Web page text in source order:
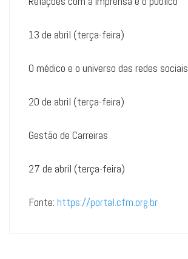
13 de abril (terça-feira)
O médico e o universo das redes sociais
20 de abril (terça-feira)
Gestão de Carreiras
27 de abril (terça-feira)
Fonte: https://portal.cfm.org.br